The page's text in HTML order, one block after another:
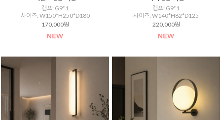
램프: G9*1
사이즈: W150*H250*D180
170,000원
램프: G9*1
사이즈: W140*H82*D125
220,000원